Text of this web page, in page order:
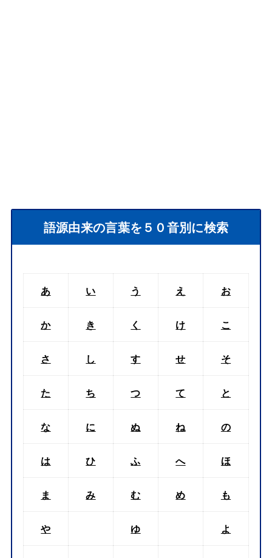
語源由来の言葉を５０音別に検索
あ い う え お
か き く け こ
さ し す せ そ
た ち つ て と
な に ぬ ね の
は ひ ふ へ ほ
ま み む め も
や ゆ よ